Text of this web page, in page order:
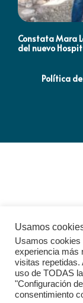
Constata Mara
del nuevo
Política
Usamos
Usamos cookies
experiencia más
visitas repetidas.
uso de TODAS
"Configuración
consentimiento